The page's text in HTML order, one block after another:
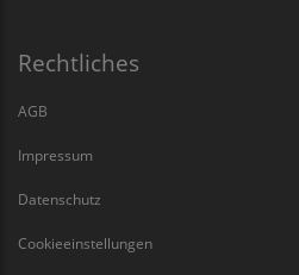
Rechtliches
AGB
Impressum
Datenschutz
Cookieeinstellungen